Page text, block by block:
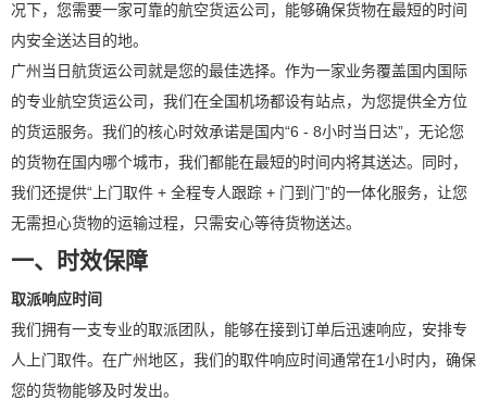
况下，您需要一家可靠的航空货运公司，能够确保货物在最短的时间
内安全送达目的地。
广州当日航货运公司就是您的最佳选择。作为一家业务覆盖国内国际
的专业航空货运公司，我们在全国机场都设有站点，为您提供全方位
的货运服务。我们的核心时效承诺是国内“6 - 8小时当日达”，无论您
的货物在国内哪个城市，我们都能在最短的时间内将其送达。同时，
我们还提供“上门取件 + 全程专人跟踪 + 门到门”的一体化服务，让您
无需担心货物的运输过程，只需安心等待货物送达。
一、时效保障
取派响应时间
我们拥有一支专业的取派团队，能够在接到订单后迅速响应，安排专
人上门取件。在广州地区，我们的取件响应时间通常在1小时内，确保
您的货物能够及时发出。